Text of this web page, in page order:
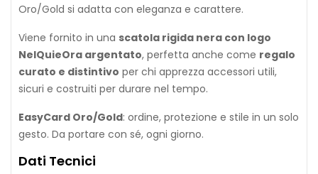
Portafoglio Trifold con Porta Carte e Monete EasyCard
Giallo/Silver – NelQuieOra
Oro/Gold si adatta con eleganza e carattere.
Viene fornito in una scatola rigida nera con logo
NelQuieOra argentato, perfetta anche come regalo
curato e distintivo per chi apprezza accessori utili,
sicuri e costruiti per durare nel tempo.
EasyCard Oro/Gold: ordine, protezione e stile in un solo
gesto. Da portare con sé, ogni giorno.
Dati Tecnici